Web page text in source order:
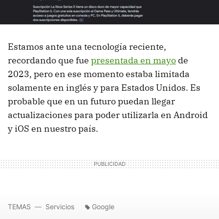
Estamos ante una tecnología reciente,
recordando que fue presentada en mayo de
2023, pero en ese momento estaba limitada
solamente en inglés y para Estados Unidos. Es
probable que en un futuro puedan llegar
actualizaciones para poder utilizarla en Android
y iOS en nuestro país.
TEMAS Servicios Google